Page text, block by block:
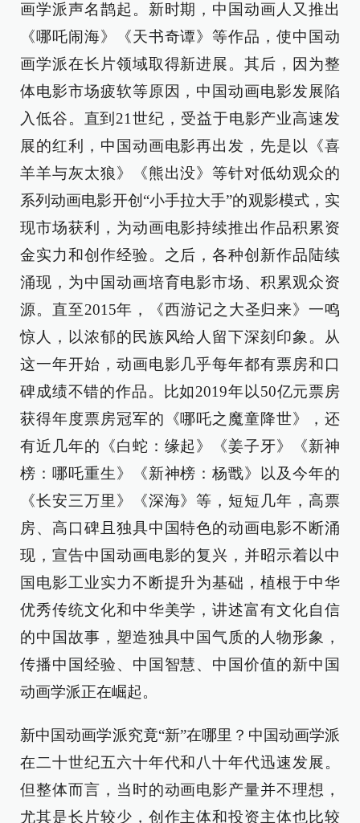
画学派声名鹊起。新时期，中国动画人又推出
《哪吒闹海》《天书奇谭》等作品，使中国动
画学派在长片领域取得新进展。其后，因为整
体电影市场疲软等原因，中国动画电影发展陷
入低谷。直到21世纪，受益于电影产业高速发
展的红利，中国动画电影再出发，先是以《喜
羊羊与灰太狼》《熊出没》等针对低幼观众的
系列动画电影开创“小手拉大手”的观影模式，实
现市场获利，为动画电影持续推出作品积累资
金实力和创作经验。之后，各种创新作品陆续
涌现，为中国动画培育电影市场、积累观众资
源。直至2015年，《西游记之大圣归来》一鸣
惊人，以浓郁的民族风给人留下深刻印象。从
这一年开始，动画电影几乎每年都有票房和口
碑成绩不错的作品。比如2019年以50亿元票房
获得年度票房冠军的《哪吒之魔童降世》，还
有近几年的《白蛇：缘起》《姜子牙》《新神
榜：哪吒重生》《新神榜：杨戬》以及今年的
《长安三万里》《深海》等，短短几年，高票
房、高口碑且独具中国特色的动画电影不断涌
现，宣告中国动画电影的复兴，并昭示着以中
国电影工业实力不断提升为基础，植根于中华
优秀传统文化和中华美学，讲述富有文化自信
的中国故事，塑造独具中国气质的人物形象，
传播中国经验、中国智慧、中国价值的新中国
动画学派正在崛起。
新中国动画学派究竟“新”在哪里？中国动画学派
在二十世纪五六十年代和八十年代迅速发展。
但整体而言，当时的动画电影产量并不理想，
尤其是长片较少，创作主体和投资主体也比较